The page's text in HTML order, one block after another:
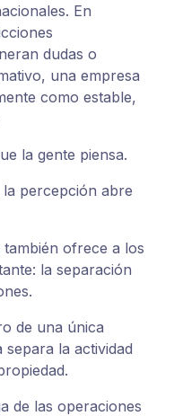
En
dudas o
una empresa
como estable,
la gente piensa.
percepción abre
ofrece a los
la separación
de una única
la actividad
de las operaciones